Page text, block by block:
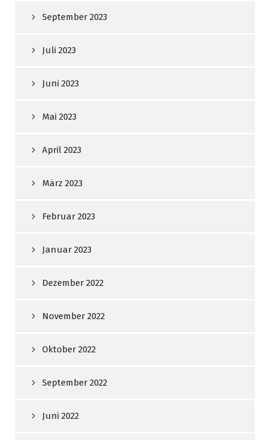
September 2023
Juli 2023
Juni 2023
Mai 2023
April 2023
März 2023
Februar 2023
Januar 2023
Dezember 2022
November 2022
Oktober 2022
September 2022
Juni 2022